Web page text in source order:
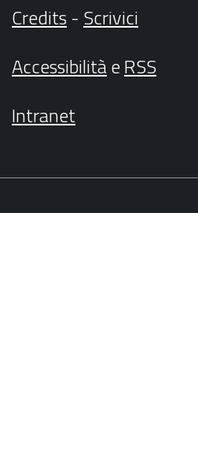
Credits- Scrivici
AccessibilitàeRSS
Intranet